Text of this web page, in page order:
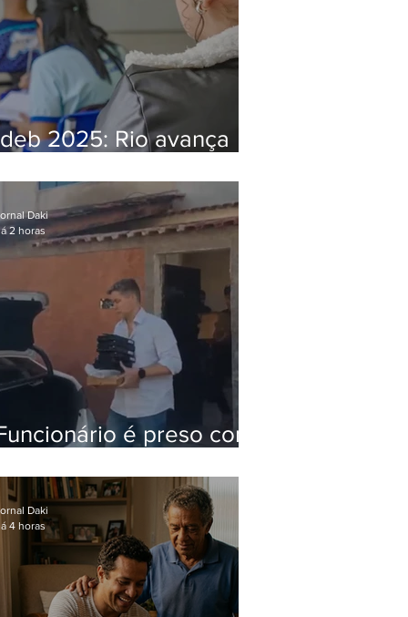
2025: Rio avança
da média nacional
é preso com
Hospital do Andaraí
Daki
2 horas
Daki
4 horas